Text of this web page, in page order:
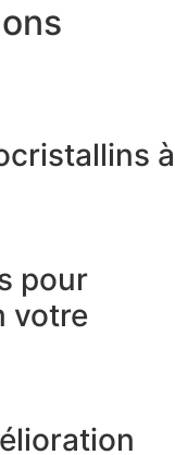
à
pour
votre